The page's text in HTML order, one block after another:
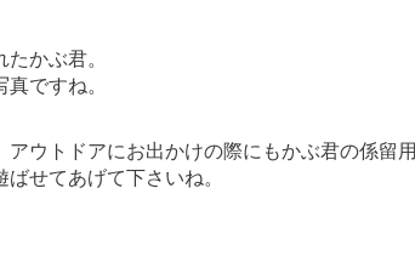
かぶ君。
ですね。
ウトドアにお出かけの際にもかぶ君の係留用
せてあげて下さいね。